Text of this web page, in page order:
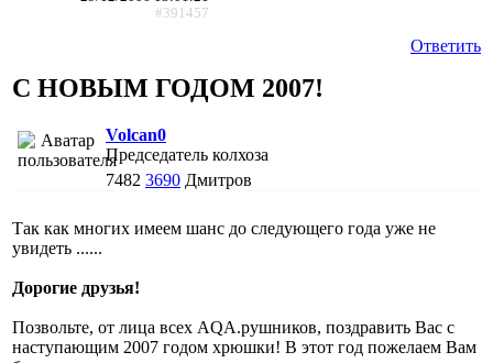
#391457
Ответить
С НОВЫМ ГОДОМ 2007!
Volcan0
Председатель колхоза
7482 3690 Дмитров
Так как многих имеем шанс до следующего года уже не
увидеть ......
Дорогие друзья!
Позвольте, от лица всех AQA.рушников, поздравить Вас с
наступающим 2007 годом хрюшки! В этот год пожелаем Вам